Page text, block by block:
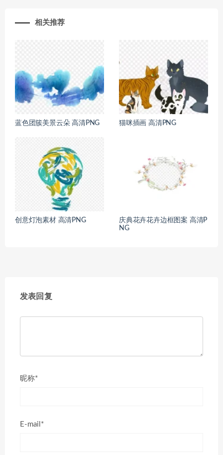
相关推荐
蓝色团簇美景云朵 高清PNG 猫咪插画 高清PNG
创意灯泡素材 高清PNG
庆典花卉花卉边框图案 高清P
NG
发表回复
昵称*
E-mail*